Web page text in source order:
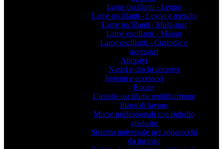
Lame oscillanti - Legno
Lame oscillanti - Legno e metallo
Lame oscillanti - Multi-mat
Lame oscillanti - Mason
Lame oscillanti - Custodie e
accessori
Abrasivi
Nastri e dischi abrasivi
Sistemi e accessori
Router
Utensile oscillante multifunzione
Piano di lavoro
Morse professionali con righello
graduato
Sistema universale per apparecchi
da incasso